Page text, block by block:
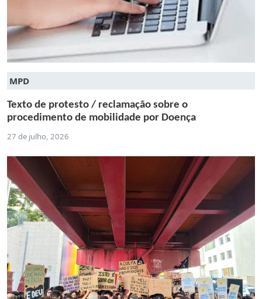
MPD
Texto de protesto / reclamação sobre o
procedimento de mobilidade por Doença
27 de julho, 2026